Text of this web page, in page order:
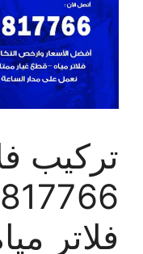
تركيب
فلاتر